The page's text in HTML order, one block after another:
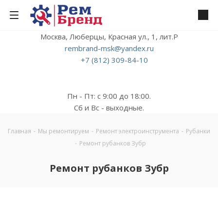
Москва, Люберцы, Красная ул., 1, лит.Р
rembrand-msk@yandex.ru
+7 (812) 309-84-10
Пн - Пт: с 9:00 до 18:00.
Сб и Вс - выходные.
Главная - Мы ремонтируем - Ремонт электроинструмента - Рубанки
- Ремонт рубанков Зубр
Ремонт рубанков Зубр